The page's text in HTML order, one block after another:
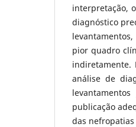
interpretação,
diagnóstico
pior quadro
indiretamente.
análise de
publicação
das nefropatias